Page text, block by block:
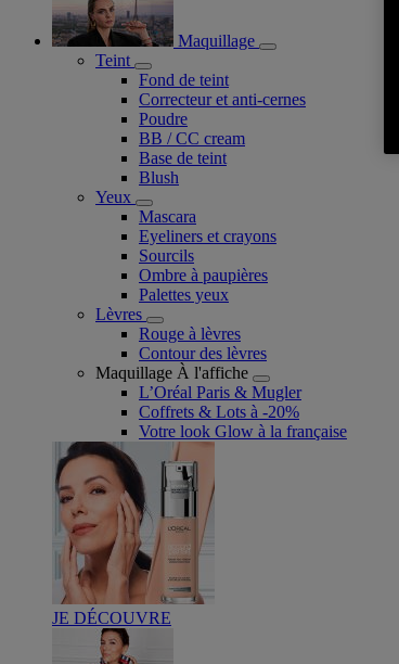
Maquillage
Teint
Fond de teint
Correcteur et anti-cernes
Poudre
BB / CC cream
Base de teint
Blush
Yeux
Mascara
Eyeliners et crayons
Sourcils
Ombre à paupières
Palettes yeux
Lèvres
Rouge à lèvres
Contour des lèvres
Maquillage À l'affiche
L’Oréal Paris & Mugler
Coffrets & Lots à -20%
Votre look Glow à la française
JE DÉCOUVRE